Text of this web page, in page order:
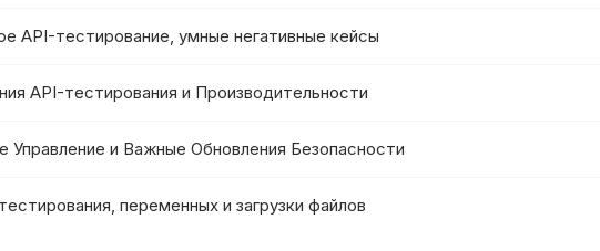
API-тестирование, умные негативные кейсы
API-тестирования и Производительности
Управление и Важные Обновления Безопасности
переменных и загрузки файлов